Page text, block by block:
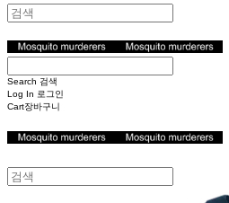
Search 검색
Log In 로그인
Cart장바구니